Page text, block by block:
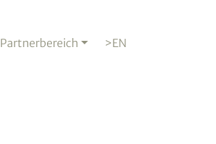
Partnerbereich >EN